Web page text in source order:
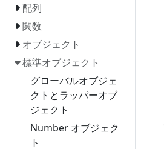
配列
関数
オブジェクト
標準オブジェクト
グローバルオブジェ
クトとラッパーオブ
ジェクト
Number オブジェク
ト